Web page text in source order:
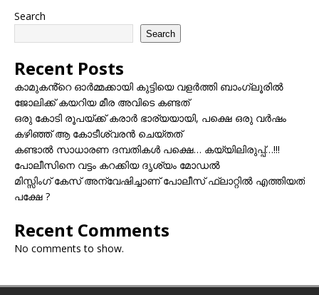
Search
Search
Recent Posts
കാമുകൻ്റെ ഓർമ്മക്കായി കുട്ടിയെ വളർത്തി ബാംഗ്ലൂരിൽ
ജോലിക്ക് കയറിയ മീര അവിടെ കണ്ടത്
ഒരു കോടി രൂപയ്ക്ക് കരാർ ഭാര്യയായി, പക്ഷെ ഒരു വർഷം
കഴിഞ്ഞ് ആ കോടീശ്വരൻ ചെയ്തത്
കണ്ടാൽ സാധാരണ ദമ്പതികൾ പക്ഷെ… കയ്യിലിരുപ്പ്…!!!
പോലീസിനെ വട്ടം കറക്കിയ ദൃശ്യം മോഡല്‍
മിസ്സിംഗ് കേസ് അന്വേഷിച്ചാണ് പോലീസ് ഫ്ലാറ്റിൽ എത്തിയത്
പക്ഷേ ?
Recent Comments
No comments to show.